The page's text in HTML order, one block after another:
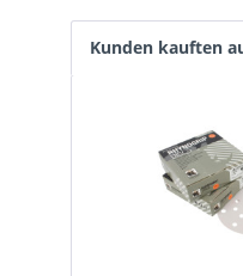
Kunden kauften